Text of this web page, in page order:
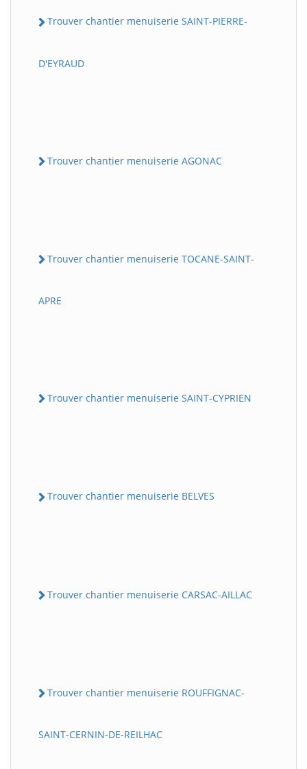
Trouver chantier menuiserie SAINT-PIERRE-
D'EYRAUD
Trouver chantier menuiserie AGONAC
Trouver chantier menuiserie TOCANE-SAINT-
APRE
Trouver chantier menuiserie SAINT-CYPRIEN
Trouver chantier menuiserie BELVES
Trouver chantier menuiserie CARSAC-AILLAC
Trouver chantier menuiserie ROUFFIGNAC-
SAINT-CERNIN-DE-REILHAC